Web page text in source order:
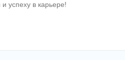
успеху в карьере!